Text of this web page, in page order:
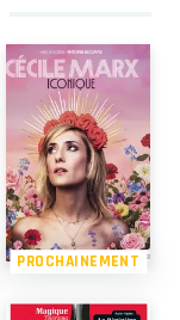
PROCHAINEMENT